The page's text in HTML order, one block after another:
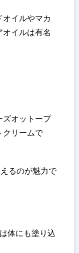
オイルやマカ
オイルは有名
オットープ
クリームで
るのが魅力で
体にも塗り込